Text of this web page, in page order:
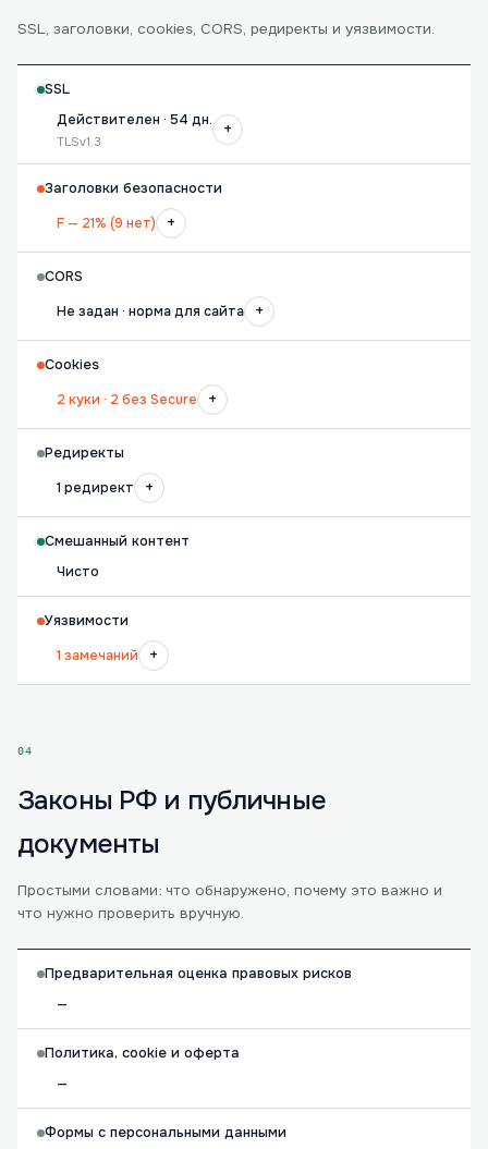
SSL, заголовки, cookies, CORS, редиректы и уязвимости.
SSL
Действителен · 54 дн.
TLSv1.3
+
Заголовки безопасности
F — 21% (9 нет)
+
CORS
Не задан · норма для сайта
+
Cookies
2 куки · 2 без Secure
+
Редиректы
1 редирект
+
Смешанный контент
Чисто
Уязвимости
1 замечаний
+
04
Законы РФ и публичные
документы
Простыми словами: что обнаружено, почему это важно и
что нужно проверить вручную.
Предварительная оценка правовых рисков
—
Политика, cookie и оферта
—
Формы с персональными данными